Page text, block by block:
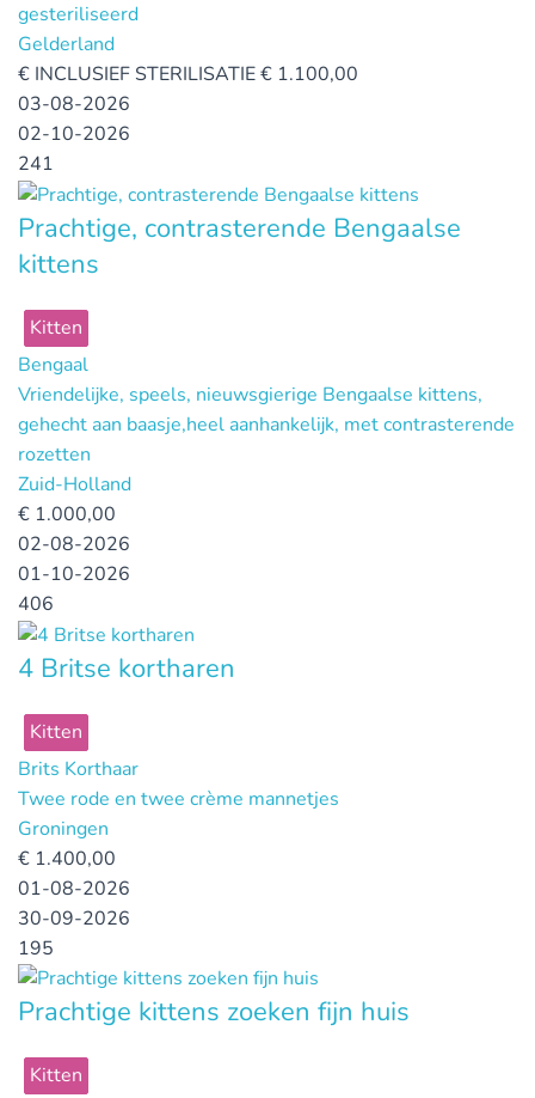
gesteriliseerd
Gelderland
€ INCLUSIEF STERILISATIE € 1.100,00
03-08-2026
02-10-2026
241
Prachtige, contrasterende Bengaalse
kittens
Kitten
Bengaal
Vriendelijke, speels, nieuwsgierige Bengaalse kittens,
gehecht aan baasje,heel aanhankelijk, met contrasterende
rozetten
Zuid-Holland
€ 1.000,00
02-08-2026
01-10-2026
406
4 Britse kortharen
Kitten
Brits Korthaar
Twee rode en twee crème mannetjes
Groningen
€ 1.400,00
01-08-2026
30-09-2026
195
Prachtige kittens zoeken fijn huis
Kitten